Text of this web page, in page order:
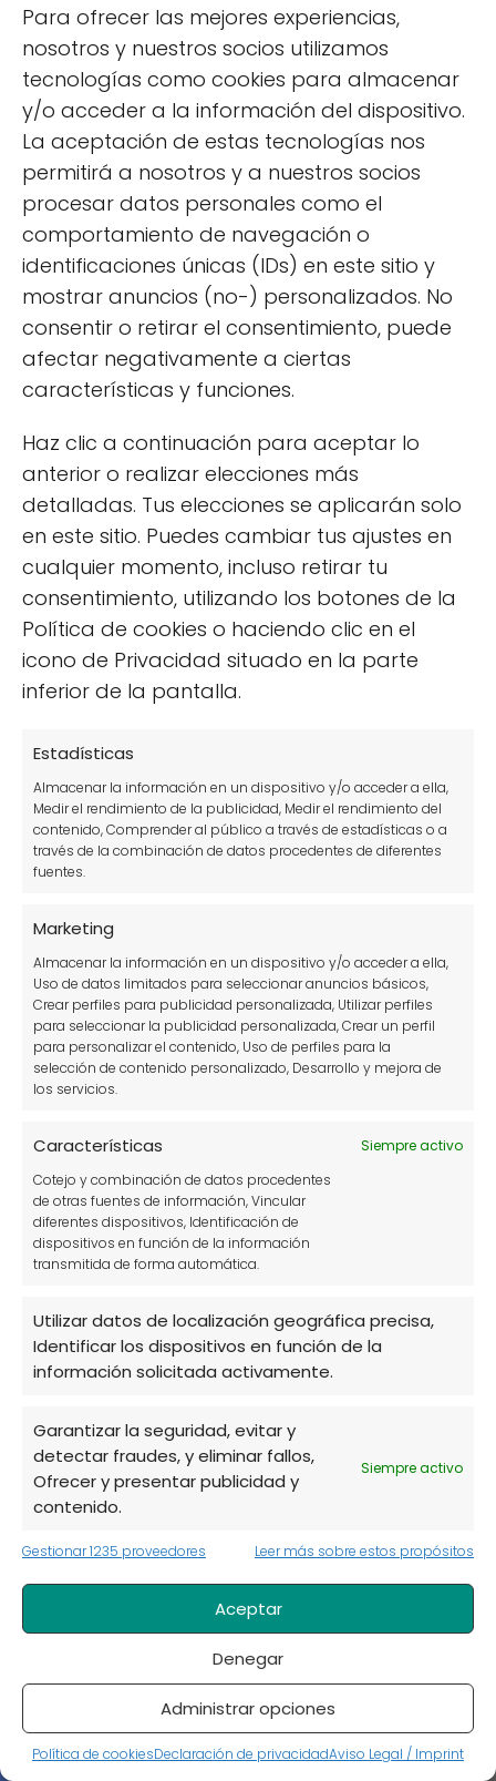
Para ofrecer las mejores experiencias,
nosotros y nuestros socios utilizamos
tecnologías como cookies para almacenar
y/o acceder a la información del dispositivo.
La aceptación de estas tecnologías nos
permitirá a nosotros y a nuestros socios
procesar datos personales como el
comportamiento de navegación o
identificaciones únicas (IDs) en este sitio y
mostrar anuncios (no-) personalizados. No
consentir o retirar el consentimiento, puede
afectar negativamente a ciertas
características y funciones.
Haz clic a continuación para aceptar lo
anterior o realizar elecciones más
detalladas. Tus elecciones se aplicarán solo
en este sitio. Puedes cambiar tus ajustes en
cualquier momento, incluso retirar tu
consentimiento, utilizando los botones de la
Política de cookies o haciendo clic en el
icono de Privacidad situado en la parte
inferior de la pantalla.
Estadísticas
Almacenar la información en un dispositivo y/o acceder a ella,
Medir el rendimiento de la publicidad, Medir el rendimiento del
contenido, Comprender al público a través de estadísticas o a
través de la combinación de datos procedentes de diferentes
fuentes.
Marketing
Almacenar la información en un dispositivo y/o acceder a ella,
Uso de datos limitados para seleccionar anuncios básicos,
Crear perfiles para publicidad personalizada, Utilizar perfiles
para seleccionar la publicidad personalizada, Crear un perfil
para personalizar el contenido, Uso de perfiles para la
selección de contenido personalizado, Desarrollo y mejora de
los servicios.
Características
Siempre activo
Cotejo y combinación de datos procedentes
de otras fuentes de información, Vincular
diferentes dispositivos, Identificación de
dispositivos en función de la información
transmitida de forma automática.
Utilizar datos de localización geográfica precisa,
Identificar los dispositivos en función de la
información solicitada activamente.
Garantizar la seguridad, evitar y
detectar fraudes, y eliminar fallos,
Ofrecer y presentar publicidad y
contenido.
Siempre activo
Gestionar 1235 proveedores Leer más sobre estos propósitos
Aceptar
Denegar
Administrar opciones
Política de cookiesDeclaración de privacidadAviso Legal / Imprint
★
Tu puntuación:Útil
Síguenos
Más popular
Plantas en agua sin tierra: guía de cultivo y
cuidados
11 cultivos hidropónicos perfectos para tu huerto
basado en la hidroponía
usos
10 cultivos para comenzar con tu huerto urbano
Cómo hacer semilleros caseros de forma sencilla
¿Por qué salen hongos en las plantas? Síntomas,
prevención y tratamientos
Cuidados de la Poinsettia o Flor de Pascua en
invierno
Cómo Plantar Pepinos en Vertical: Guía para
Cosechas Gigantes
Cómo hacer un Mini Huerto en casa: Guía paso a
Categorías
Árboles y arbustos
Consejos de jardinería.
Flores